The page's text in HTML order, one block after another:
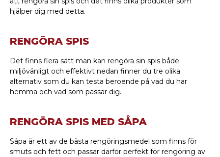
hjälper dig med detta.
RENGÖRA SPIS
Det finns flera sätt man kan rengöra sin spis både
miljövänligt och effektivt nedan finner du tre olika
alternativ som du kan testa beroende på vad du har
hemma och vad som passar dig.
RENGÖRA SPIS MED SÅPA
Såpa är ett av de bästa rengöringsmedel som finns för
smuts och fett och passar därför perfekt för rengöring av